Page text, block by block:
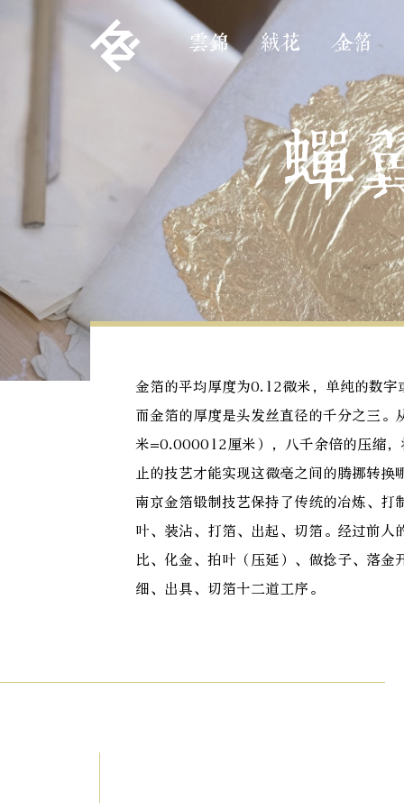
雲錦 絨花 金箔
蝉
金箔的平均厚度为0.12微米，单纯的数
而金箔的厚度是头发丝直径的千分之三
米=0.000012厘米），八千余倍的压缩，
止的技艺才能实现这微毫之间的腾挪转换
南京金箔锻制技艺保持了传统的冶炼、打
叶、装沾、打箔、出起、切箔。经过前人
比、化金、拍叶（压延）、做捻子、落
细、出具、切箔十二道工序。